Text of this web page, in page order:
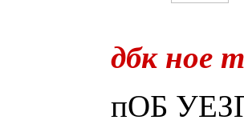
дбк ное
пОБ